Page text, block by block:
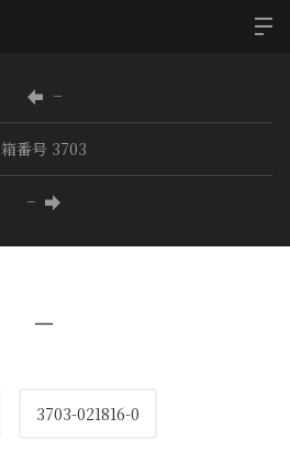
−
箱番号 3703
−
−
3703-021816-0